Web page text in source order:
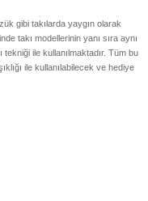
gibi takılarda yaygın olarak
takı modellerinin yanı sıra aynı
ile kullanılmaktadır. Tüm bu
ile kullanılabilecek ve hediye